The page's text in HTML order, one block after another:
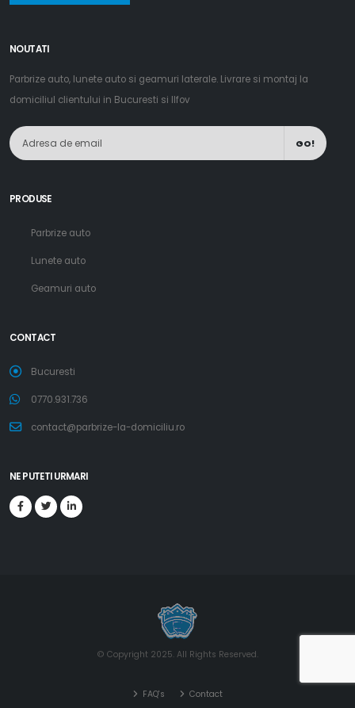
NOUTATI
Parbrize auto, lunete auto si geamuri laterale. Livrare si montaj la
domiciliul clientului in Bucuresti si Ilfov
GO!
PRODUSE
Parbrize auto
Lunete auto
Geamuri auto
CONTACT
Bucuresti
0770.931.736
contact@parbrize-la-domiciliu.ro
NE PUTETI URMARI
© Copyright 2025. All Rights Reserved.
FAQ's Contact